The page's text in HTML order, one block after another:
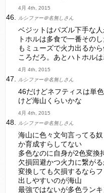
4月 4th, 2015
ルシファー＠名無しさん
ベジットはパズル下手な
トホルは多食で一番その
もミューズで火力出るか
ころだろ。あとハトホル
4月 4th, 2015
ルシファー＠名無しさん
46だけどネフティスは単
けど海山くらいかな
4月 4th, 2015
ルシファー＠名無しさん
海山に色々文句言ってる
か育成すらしてない
多色なのに自身が2色変換
欠損回避かつ火力に繋が
変換しても欠損するなら
出しやすいのが海山
最強ではないが多色ラン